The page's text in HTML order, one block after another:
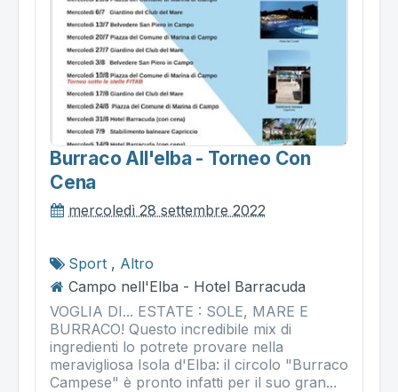
Burraco All'elba - Torneo Con
Cena
mercoledì 28 settembre 2022
Sport , Altro
Campo nell'Elba - Hotel Barracuda
VOGLIA DI... ESTATE : SOLE, MARE E
BURRACO! Questo incredibile mix di
ingredienti lo potrete provare nella
meravigliosa Isola d'Elba: il circolo "Burraco
Campese" è pronto infatti per il suo gran...